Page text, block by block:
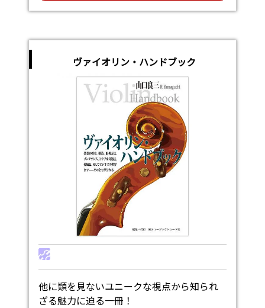
ヴァイオリン・ハンドブック
他に類を見ないユニークな視点から知られ
ざる魅力に迫る一冊！